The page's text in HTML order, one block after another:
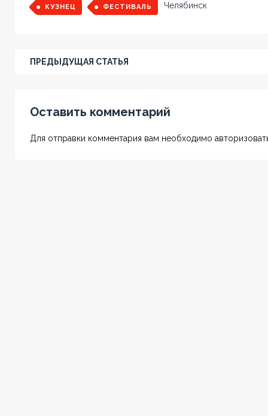
КУЗНЕЦ ФЕСТИВАЛЬ Челябинск
ПРЕДЫДУЩАЯ СТАТЬЯ
Оставить комментарий
Для отправки комментария вам необходимо